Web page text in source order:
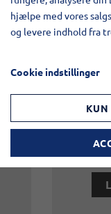
hjælpe med vores
og levere indhold fra
Cookie indstillinger
KUN